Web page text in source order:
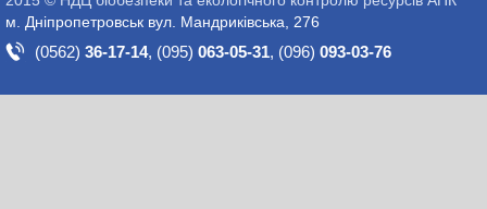
м. Дніпропетровськ вул. Мандриківська, 276
(0562) 36-17-14, (095) 063-05-31, (096) 093-03-76